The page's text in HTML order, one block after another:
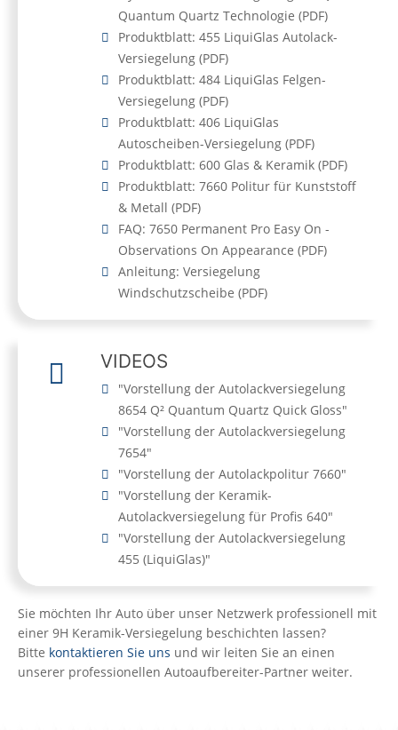
Quantum Quartz Technologie (PDF)
Produktblatt: 455 LiquiGlas Autolack-
Versiegelung (PDF)
Produktblatt: 484 LiquiGlas Felgen-
Versiegelung (PDF)
Produktblatt: 406 LiquiGlas
Autoscheiben-Versiegelung (PDF)
Produktblatt: 600 Glas & Keramik(PDF)
Produktblatt: 7660 Politur für Kunststoff
& Metall (PDF)
FAQ: 7650 Permanent Pro Easy On -
Observations On Appearance (PDF)
Anleitung: Versiegelung
Windschutzscheibe (PDF)
VIDEOS
"Vorstellung der Autolackversiegelung
8654 Q² Quantum Quartz Quick Gloss"
"Vorstellung der Autolackversiegelung
7654"
"Vorstellung der Autolackpolitur 7660"
"Vorstellung der Keramik-
Autolackversiegelung für Profis 640"
"Vorstellung der Autolackversiegelung
455 (LiquiGlas)"
Sie möchten Ihr Auto über unser Netzwerk professionell mit
einer 9H Keramik-Versiegelung beschichten lassen?
Bitte kontaktieren Sie uns und wir leiten Sie an einen
unserer professionellen Autoaufbereiter-Partner weiter.